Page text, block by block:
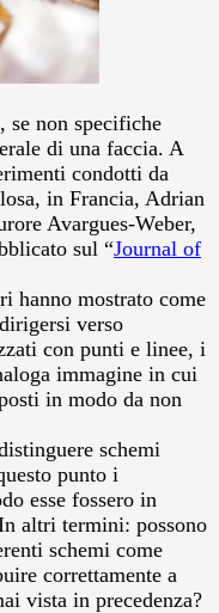
se non specifiche
di una faccia. A
condotti da
in Francia, Adrian
Avargues-Weber,
sul “Journal of
hanno mostrato come
verso
con punti e linee, i
immagine in cui
in modo da non
schemi
punto i
esse fossero in
altri termini: possono
schemi come
correttamente a
vista in precedenza?